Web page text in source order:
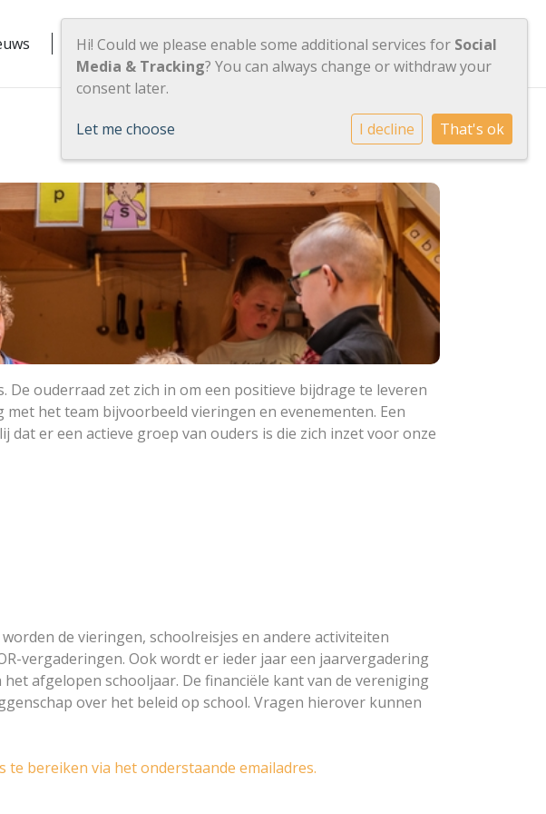
Praktisch Contact Inloggen
ouderraad zet zich in om een positieve bijdrage te leveren
het team bijvoorbeeld vieringen en evenementen. Een
er een actieve groep van ouders is die zich inzet voor onze
de vieringen, schoolreisjes en andere activiteiten
vergaderingen. Ook wordt er ieder jaar een jaarvergadering
afgelopen schooljaar. De financiële kant van de vereniging
over het beleid op school. Vragen hierover kunnen
te bereiken via het onderstaande emailadres.
Hi! Could we please enable some additional services for Social
Media & Tracking? You can always change or withdraw your
consent later.
Let me choose I decline That's ok